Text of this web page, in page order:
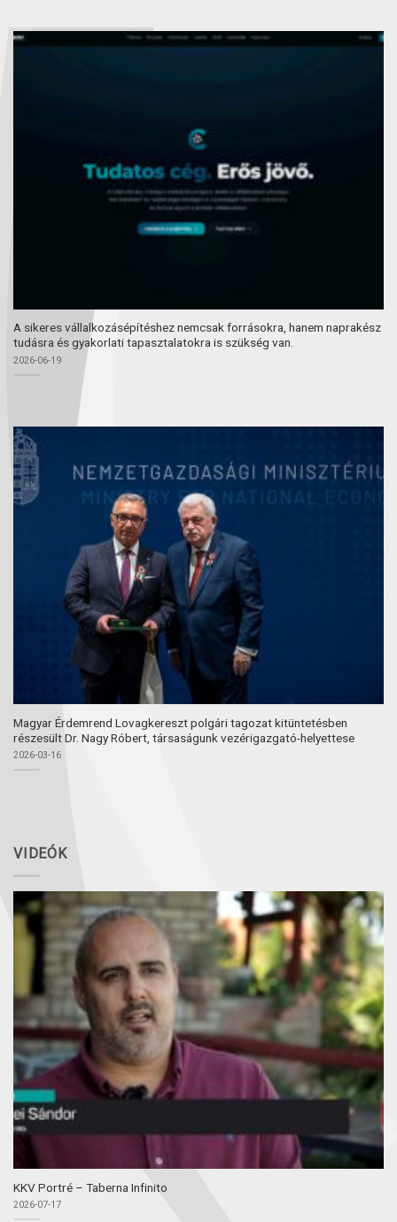
A sikeres vállalkozásépítéshez nemcsak forrásokra, hanem naprakész
tudásra és gyakorlati tapasztalatokra is szükség van.
2026-06-19
Magyar Érdemrend Lovagkereszt polgári tagozat kitüntetésben
részesült Dr. Nagy Róbert, társaságunk vezérigazgató-helyettese
2026-03-16
VIDEÓK
KKV Portré – Taberna Infinito
2026-07-17